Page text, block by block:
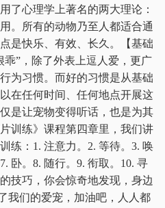
了心理学上著名的两大理论：
。所有的动物乃至人都适合通
是快乐、有效、长久。【基础
”，除了外表上逗人爱，更广
为习惯。而好的习惯是从基础
在任何时间、任何地点开展这
是让宠物变得听话，也是为其
训练》课程第四章里，我们讲
练：1. 注意力。2. 等待。3. 唤
卧。8. 随行。9. 衔取。10. 寻
技巧，你会惊奇地发现，身边
我们的爱宠，加油吧，人人都